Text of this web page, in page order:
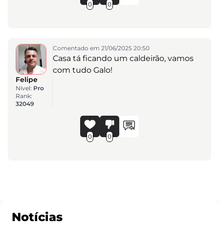
0 0
Felipe
Nível: Pro
Rank:
32049
Comentado em 21/06/2025 20:50
Casa tá ficando um caldeirão, vamos
com tudo Galo!
0 0
Notícias